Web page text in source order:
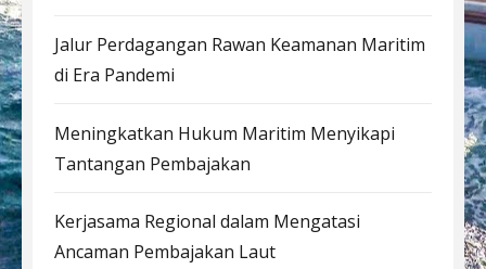
Jalur Perdagangan Rawan Keamanan Maritim
di Era Pandemi
Meningkatkan Hukum Maritim Menyikapi
Tantangan Pembajakan
Kerjasama Regional dalam Mengatasi
Ancaman Pembajakan Laut